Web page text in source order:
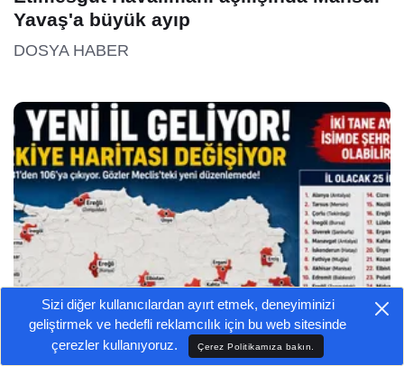
Yavaş'a büyük ayıp
DOSYA HABER
Sizi diğer kullanıcılardan ayırt etmek, deneyiminizi
geliştirmek ve hedefli reklamcılık için bu web sitesinde
çerezler kullanıyoruz.
Çerez Politikamıza bakın.